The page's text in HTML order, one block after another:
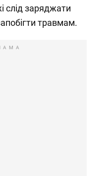
слід заряджати
травмам.